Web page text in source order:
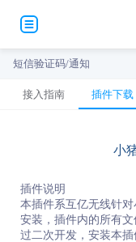
短信验证码/通知
接入指南 插件下载
小
插件说明
本插件系互亿无线针
安装，插件内的所有
过二次开发，安装本插